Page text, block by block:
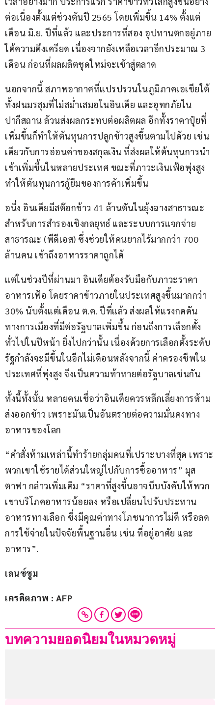
ต่อเนื่องตั้งแต่ช่วงต้นปี 2565 โดยเพิ่มขึ้น 14% ตั้งแต่
เดือน มิ.ย. ปีที่แล้ว และประการที่สอง อุปทานตกอยู่ภาย
ใต้ความตึงเครียด เนื่องจากยังเหลือเวลาอีกประมาณ 3
เดือน ก่อนที่ผลผลิตชุดใหม่จะเข้าสู่ตลาด
นอกจากนี้ สภาพอากาศที่แปรปรวนในภูมิภาคเอเชียใต้
ทั้งฝนมรสุมที่ไม่สม่ำเสมอในอินเดีย และอุทกภัยใน
ปากีสถาน ล้วนส่งผลกระทบต่อผลิตผล อีกทั้งราคาปุ๋ยที่
เพิ่มขึ้นก็ทำให้ต้นทุนการปลูกข้าวสูงขึ้นตามไปด้วย เช่น
เดียวกับการอ่อนค่าของสกุลเงิน ที่ส่งผลให้ต้นทุนการนำ
เข้าเพิ่มขึ้นในหลายประเทศ ขณะที่ภาวะเงินเฟ้อพุ่งสูง
ทำให้ต้นทุนการกู้ยืมของการค้าเพิ่มขึ้น
อนึ่ง อินเดียมีสต๊อกข้าว 41 ล้านตันในยุ้งฉางสาธารณะ
สำหรับการสำรองเชิงกลยุทธ์ และระบบการแจกจ่าย
สาธารณะ (พีดีเอส) ซึ่งช่วยให้คนยากไร้มากกว่า 700
ล้านคน เข้าถึงอาหารราคาถูกได้
แต่ในช่วงปีที่ผ่านมา อินเดียต้องรับมือกับภาวะราคา
อาหารเฟ้อ โดยราคาข้าวภายในประเทศสูงขึ้นมากกว่า
30% นับตั้งแต่เดือน ต.ค. ปีที่แล้ว ส่งผลให้แรงกดดัน
ทางการเมืองที่มีต่อรัฐบาลเพิ่มขึ้น ก่อนถึงการเลือกตั้ง
ทั่วไปในปีหน้า ยิ่งไปกว่านั้น เนื่องด้วยการเลือกตั้งระดับ
รัฐกำลังจะมีขึ้นในอีกไม่เดือนหลังจากนี้ ค่าครองชีพใน
ประเทศที่พุ่งสูง จึงเป็นความท้าทายต่อรัฐบาลเช่นกัน
ทั้งนี้ทั้งนั้น หลายคนเชื่อว่าอินเดียควรหลีกเลี่ยงการห้าม
ส่งออกข้าว เพราะมันเป็นอันตรายต่อความมั่นคงทาง
อาหารของโลก
“คำสั่งห้ามเหล่านี้ทำร้ายกลุ่มคนที่เปราะบางที่สุด เพราะ
พวกเขาใช้รายได้ส่วนใหญ่ไปกับการซื้ออาหาร” มุส
ตาฟา กล่าวเพิ่มเติม “ราคาที่สูงขึ้นอาจบีบบังคับให้พวก
เขาบริโภคอาหารน้อยลง หรือเปลี่ยนไปรับประทาน
อาหารทางเลือก ซึ่งมีคุณค่าทางโภชนาการไม่ดี หรือลด
การใช้จ่ายในปัจจัยพื้นฐานอื่น เช่น ที่อยู่อาศัย และ
อาหาร”.
เลนซ์ซูม
เครดิตภาพ : AFP
บทความยอดนิยมในหมวดหมู่